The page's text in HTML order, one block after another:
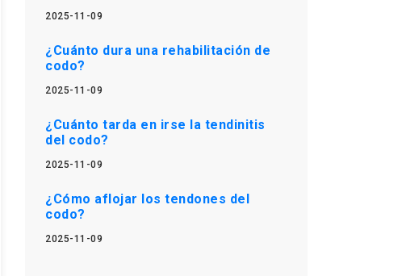
2025-11-09
¿Cuánto dura una rehabilitación de
codo?
2025-11-09
¿Cuánto tarda en irse la tendinitis
del codo?
2025-11-09
¿Cómo aflojar los tendones del
codo?
2025-11-09